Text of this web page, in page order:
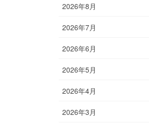
2026年8月
2026年7月
2026年6月
2026年5月
2026年4月
2026年3月